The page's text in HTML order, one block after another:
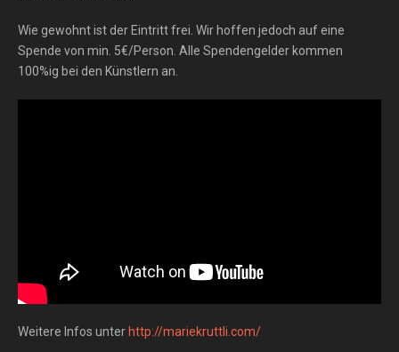
Wie gewohnt ist der Eintritt frei. Wir hoffen jedoch auf eine
Spende von min. 5€/Person. Alle Spendengelder kommen
100%ig bei den Künstlern an.
Weitere Infos unter http://mariekruttli.com/